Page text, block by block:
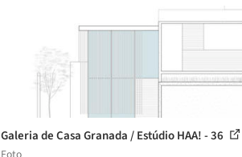
Galeria de Casa Granada / Estúdio HAA! - 36